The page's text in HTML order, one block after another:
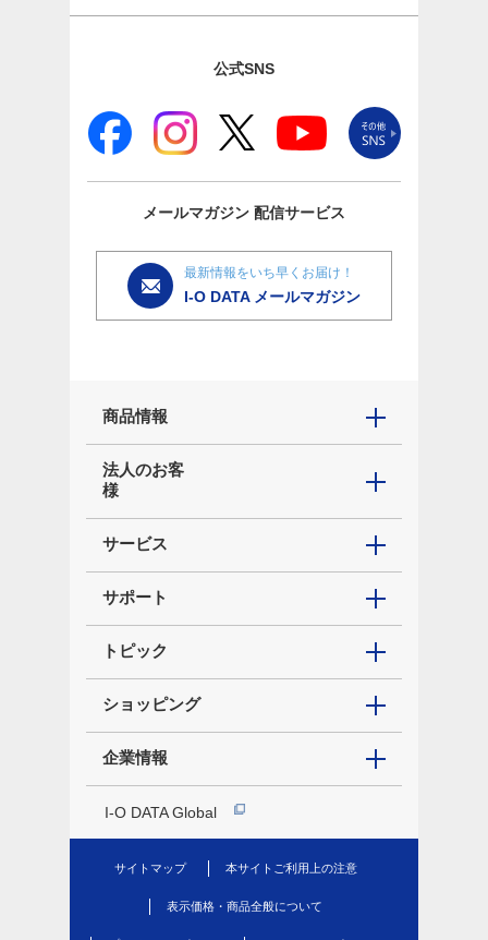
公式SNS
メールマガジン 配信サービス
最新情報をいち早くお届け！
I-O DATA メールマガジン
商品情報
法人のお客
様
サービス
サポート
トピック
ショッピング
企業情報
I-O DATA Global
サイトマップ 本サイトご利用上の注意
表示価格・商品全般について